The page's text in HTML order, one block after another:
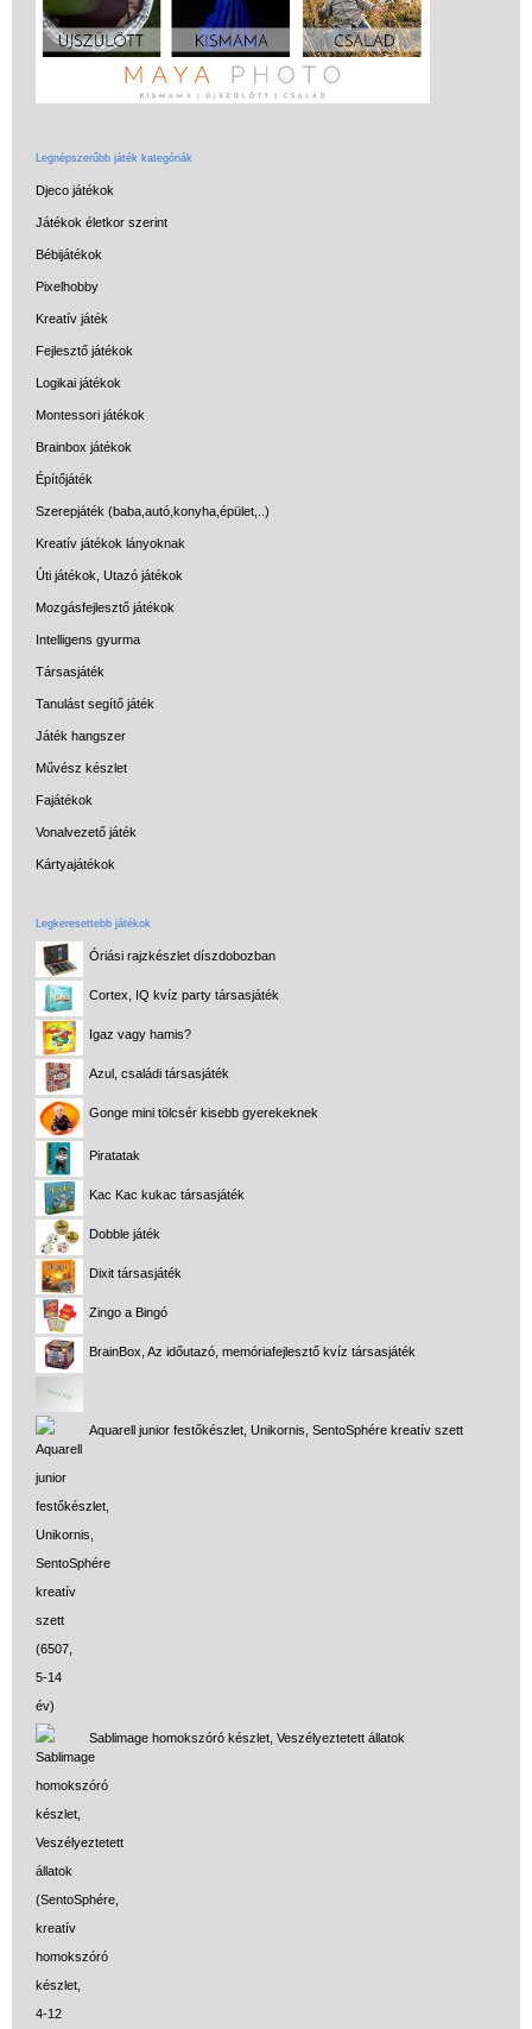
Legnépszerűbb játék kategóriák
Djeco játékok
Játékok életkor szerint
Bébijátékok
Pixelhobby
Kreatív játék
Fejlesztő játékok
Logikai játékok
Montessori játékok
Brainbox játékok
Építőjáték
Szerepjáték (baba,autó,konyha,épület,..)
Kreatív játékok lányoknak
Úti játékok, Utazó játékok
Mozgásfejlesztő játékok
Intelligens gyurma
Társasjáték
Tanulást segítő játék
Játék hangszer
Művész készlet
Fajátékok
Vonalvezető játék
Kártyajátékok
Legkeresettebb játékok
Óriási rajzkészlet díszdobozban
Cortex, IQ kvíz party társasjáték
Igaz vagy hamis?
Azul, családi társasjáték
Gonge mini tölcsér kisebb gyerekeknek
Piratatak
Kac Kac kukac társasjáték
Dobble játék
Dixit társasjáték
Zingo a Bingó
BrainBox, Az időutazó, memóriafejlesztő kvíz társasjáték
Aquarell junior festőkészlet, Unikornis, SentoSphére kreatív szett
Sablimage homokszóró készlet, Veszélyeztetett állatok
Miért vásárolj nálunk?
Akiket támogatunk
Garancia